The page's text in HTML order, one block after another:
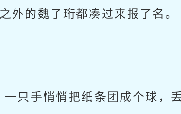
外的魏子珩都凑过来报了名。
只手悄悄把纸条团成个球